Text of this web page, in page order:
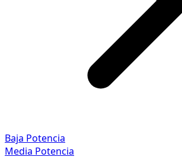
Baja Potencia
Media Potencia